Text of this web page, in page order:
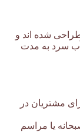
طراحی شده اند و
آب سرد به مدت
مشتریان در
یا مراسم